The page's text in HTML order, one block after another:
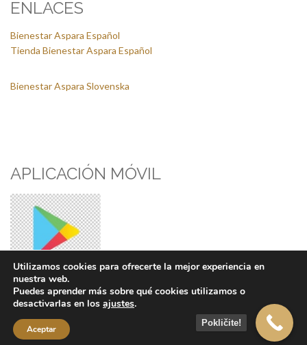
ENLACES
Bienestar Aspara Español
Tienda Bienestar Aspara Español
Bienestar Aspara Slovenska
APLICACIÓN MÓVIL
Bienestar Aspara| Izdelal: Marcelino
Utilizamos cookies para ofrecerte la mejor experiencia en
nuestra web.
Puedes aprender más sobre qué cookies utilizamos o
desactivarlas en los ajustes.
Aceptar
Pokličite!